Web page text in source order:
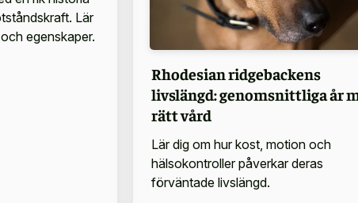
Lär
egenskaper.
Rhodesian ridgebackens
livslängd: genomsnittliga år
rätt vård
Lär dig om hur kost, motion och
hälsokontroller påverkar deras
förväntade livslängd.